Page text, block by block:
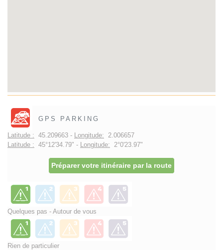
GPS PARKING
Latitude : 45.209663 - Longitude: 2.006657
Latitude : 45°12'34.79" - Longitude: 2°0'23.97"
Préparer votre itinéraire par la route
Quelques pas - Autour de vous
Rien de particulier